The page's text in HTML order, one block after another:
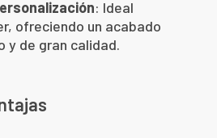
: Ideal
ofreciendo un acabado
y de gran calidad.